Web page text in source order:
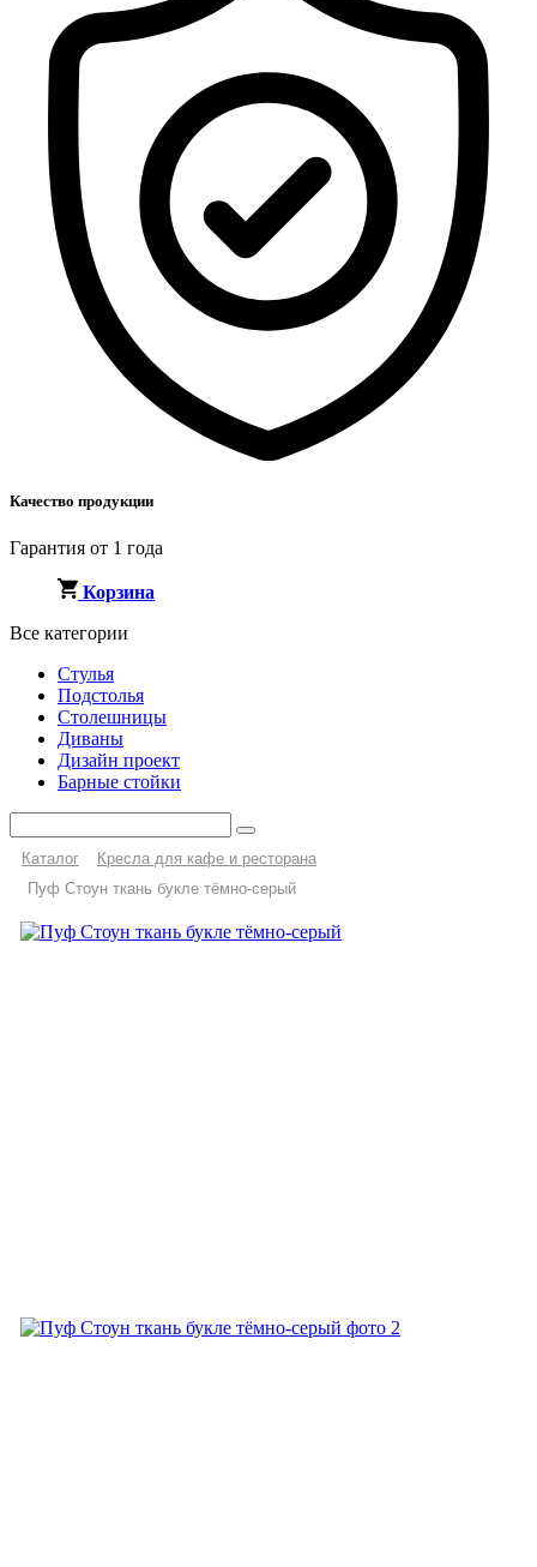
Качество продукции
Гарантия от 1 года
Корзина
Все категории
Стулья
Подстолья
Столешницы
Диваны
Дизайн проект
Барные стойки
Каталог
Кресла для кафе и ресторана
Пуф Стоун ткань букле тёмно-серый